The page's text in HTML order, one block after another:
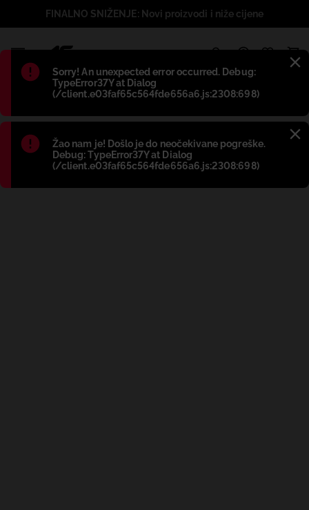
Błąd:
Sorry! An unexpected error occurred. Debug:
TypeError37Y at Dialog
(/client.e03faf65c564fde656a6.js:2308:698)
Błąd:
Žao nam je! Došlo je do neočekivane pogreške.
Debug: TypeError37Y at Dialog
(/client.e03faf65c564fde656a6.js:2308:698)
FINALNO SNIŽENJE: Novi proizvodi i niže cijene